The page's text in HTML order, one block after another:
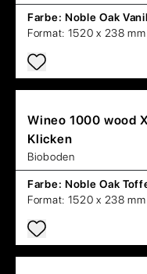
Farbe: Noble Oak
Format: 1520 x 238 mm
Wineo 1000 wood
Klicken
Bioboden
Farbe: Noble Oak
Format: 1520 x 238 mm